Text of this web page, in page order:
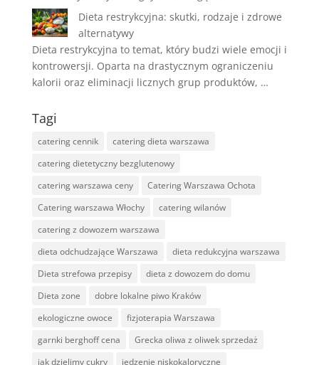
Dieta restrykcyjna: skutki, rodzaje i zdrowe
alternatywy
Dieta restrykcyjna to temat, który budzi wiele emocji i
kontrowersji. Oparta na drastycznym ograniczeniu
kalorii oraz eliminacji licznych grup produktów, …
Tagi
catering cennik
catering dieta warszawa
catering dietetyczny bezglutenowy
catering warszawa ceny
Catering Warszawa Ochota
Catering warszawa Włochy
catering wilanów
catering z dowozem warszawa
dieta odchudzające Warszawa
dieta redukcyjna warszawa
Dieta strefowa przepisy
dieta z dowozem do domu
Dieta zone
dobre lokalne piwo Kraków
ekologiczne owoce
fizjoterapia Warszawa
garnki berghoff cena
Grecka oliwa z oliwek sprzedaż
jak dzielimy cukry
jedzenie niskokaloryczne